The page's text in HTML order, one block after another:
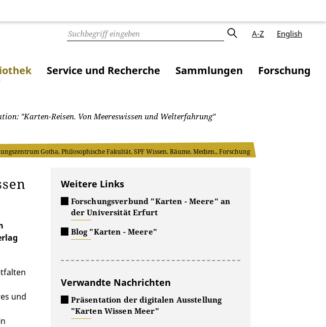
A-Z English
Service und Recherche Sammlungen Forschung
"Karten-Reisen. Von Meereswissen und Welterfahrung"
Gotha, Philosophische Fakultät, SPF Wissen. Räume. Medien., Forschung
und
Weitere Links
Forschungsverbund "Karten - Meere" an
der Universität Erfurt
Blog "Karten - Meere"
Verwandte Nachrichten
Präsentation der digitalen Ausstellung
"Karten Wissen Meer"